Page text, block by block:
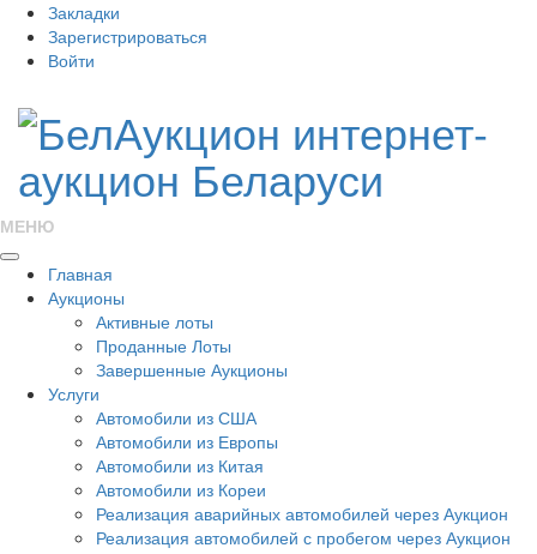
Закладки
Зарегистрироваться
Войти
МЕНЮ
Главная
Аукционы
Активные лоты
Проданные Лоты
Завершенные Аукционы
Услуги
Автомобили из США
Автомобили из Европы
Автомобили из Китая
Автомобили из Кореи
Реализация аварийных автомобилей через Аукцион
Реализация автомобилей с пробегом через Аукцион